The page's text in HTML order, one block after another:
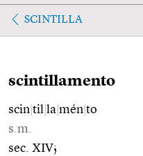
SCINTILLA
scintillamento
scin til la mén to
s.m.
sec. XIV;